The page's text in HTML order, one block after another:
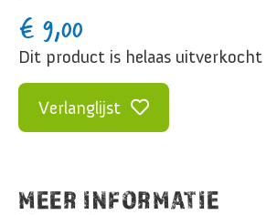
€ 9,00
Dit product is helaas uitverkocht
Verlanglijst
MEER INFORMATIE